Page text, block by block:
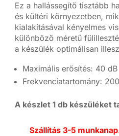
Ez a hallássegítő tisztább
és kültéri környezetben,
kialakításával kényelmes
különböző méretű
a készülék optimálisan
Maximális erősítés: 40 dB
Frekvenciatartomány:
A készlet 1 db készüléket
Szállítás 3-5